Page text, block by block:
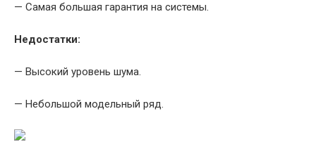
— Самая большая гарантия на системы.
Недостатки:
— Высокий уровень шума.
— Небольшой модельный ряд.